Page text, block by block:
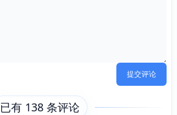
提交评论
已有 138 条评论